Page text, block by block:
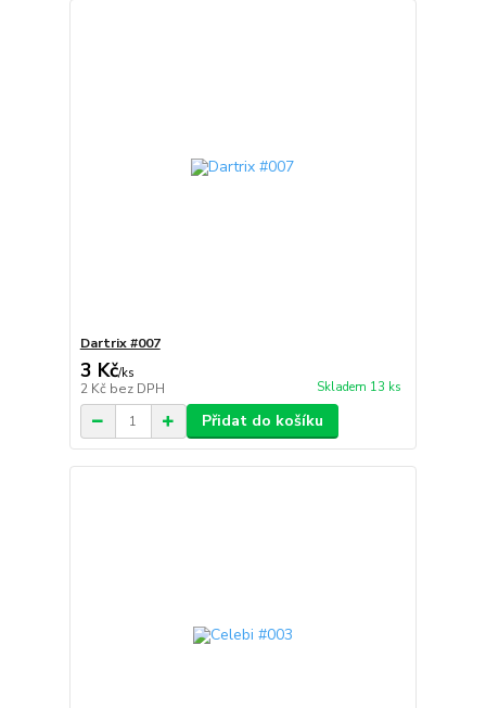
Dartrix #007
3 Kč/ks
2 Kč bez DPH Skladem 13 ks
Přidat do košíku